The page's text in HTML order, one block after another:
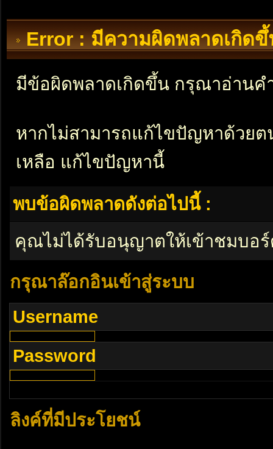
Error : มีความผิดพลาดเกิดขึ้
มีข้อผิดพลาดเกิดขึ้น กรุณาอ่านค
หากไม่สามารถแก้ไขปัญหาด้วย
เหลือ แก้ไขปัญหานี้
พบข้อผิดพลาดดังต่อไปนี้ :
คุณไม่ได้รับอนุญาตให้เข้าชมบอ
กรุณาล๊อกอินเข้าสู่ระบบ
Username
Password
ลิงค์ที่มีประโยชน์